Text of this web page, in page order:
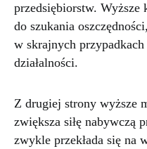
przedsiębiorstw. Wyższe
do szukania
w skrajnych
działalności.
Z drugiej strony wyższe
zwiększa siłę nabywczą
zwykle przekłada się na